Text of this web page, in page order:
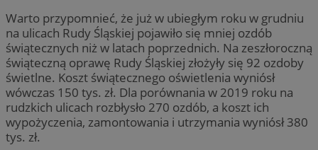
Warto przypomnieć, że już w ubiegłym roku w grudniu
na ulicach Rudy Śląskiej pojawiło się mniej ozdób
świątecznych niż w latach poprzednich. Na zeszłoroczną
świąteczną oprawę Rudy Śląskiej złożyły się 92 ozdoby
świetlne. Koszt świątecznego oświetlenia wyniósł
wówczas 150 tys. zł. Dla porównania w 2019 roku na
rudzkich ulicach rozbłysło 270 ozdób, a koszt ich
wypożyczenia, zamontowania i utrzymania wyniósł 380
tys. zł.